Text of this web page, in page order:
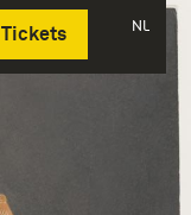
Tickets NL
Deutsch